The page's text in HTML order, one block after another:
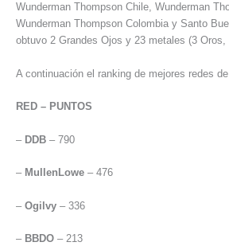
Wunderman Thompson Chile, Wunderman
Wunderman Thompson Colombia y Santo
obtuvo 2 Grandes Ojos y 23 metales (3
A continuación el ranking de mejores redes
RED – PUNTOS
– DDB – 790
– MullenLowe – 476
– Ogilvy – 336
– BBDO – 213